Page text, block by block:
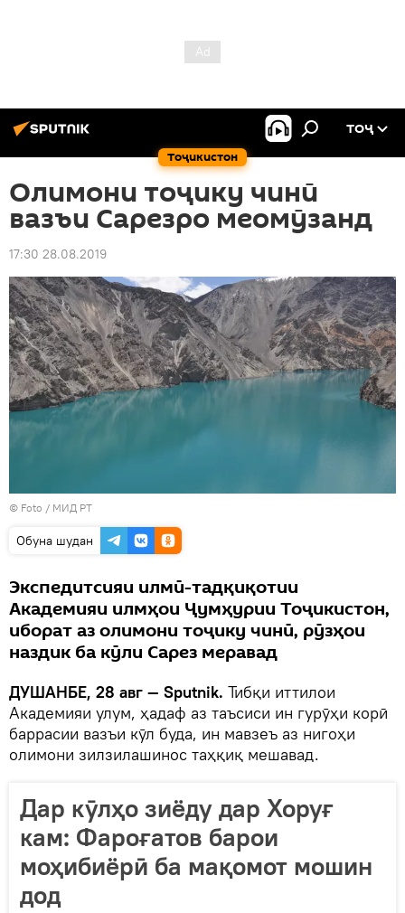
Тоҷикистон
ТОҶ
Олимони тоҷику чинӣ
вазъи Сарезро меомӯзанд
17:30 28.08.2019
© Foto / МИД РТ
Обуна шудан
Экспедитсияи илмӣ-тадқиқотии
Академияи илмҳои Ҷумҳурии Тоҷикистон,
иборат аз олимони тоҷику чинӣ, рӯзҳои
наздик ба кӯли Сарез меравад
ДУШАНБЕ, 28 авг — Sputnik. Тибқи иттилои
Академияи улум, ҳадаф аз таъсиси ин гурӯҳи корӣ
баррасии вазъи кӯл буда, ин мавзеъ аз нигоҳи
олимони зилзилашинос таҳқиқ мешавад.
Дар кӯлҳо зиёду дар Хоруғ
кам: Фароғатов барои
моҳибиёрӣ ба мақомот мошин
дод